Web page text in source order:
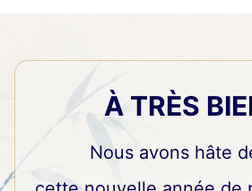
À TRÈS
Nous avons hâte